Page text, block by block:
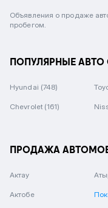
Объявления о продаже
пробегом.
ПОПУЛЯРНЫЕ
Hyundai (748)
Chevrolet (161)
ПРОДАЖА
Актау
Актобе